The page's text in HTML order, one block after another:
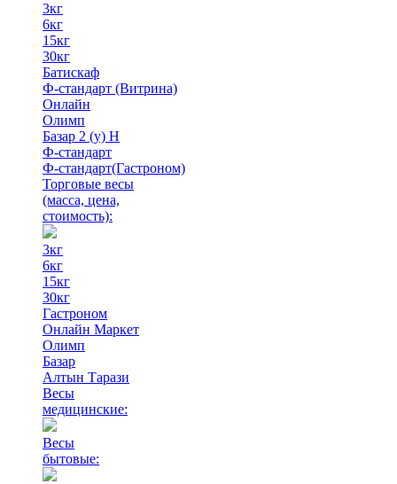
3кг
6кг
15кг
30кг
Батискаф
Ф-стандарт (Витрина)
Онлайн
Олимп
Базар 2 (у) Н
Ф-стандарт
Ф-стандарт(Гастроном)
Торговые весы
(масса, цена,
стоимость):
3кг
6кг
15кг
30кг
Гастроном
Онлайн Маркет
Олимп
Базар
Алтын Тарази
Весы
медицинские:
Весы
бытовые: